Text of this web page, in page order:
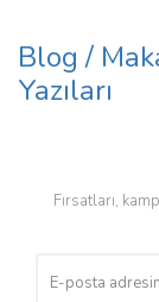
Blog /
Yazıları
Fırsatları,